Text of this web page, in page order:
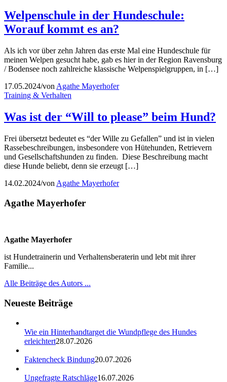
Welpenschule in der Hundeschule:
Worauf kommt es an?
Als ich vor über zehn Jahren das erste Mal eine Hundeschule für
meinen Welpen gesucht habe, gab es hier in der Region Ravensburg
/ Bodensee noch zahlreiche klassische Welpenspielgruppen, in […]
17.05.2024/von Agathe Mayerhofer
Training & Verhalten
Was ist der “Will to please” beim Hund?
Frei übersetzt bedeutet es “der Wille zu Gefallen” und ist in vielen
Rassebeschreibungen, insbesondere von Hütehunden, Retrievern
und Gesellschaftshunden zu finden. Diese Beschreibung macht
diese Hunde beliebt, denn sie erzeugt […]
14.02.2024/von Agathe Mayerhofer
Agathe Mayerhofer
Agathe Mayerhofer
ist Hundetrainerin und Verhaltensberaterin und lebt mit ihrer
Familie...
Alle Beiträge des Autors ...
Neueste Beiträge
Wie ein Hinterhandtarget die Wundpflege des Hundes
erleichtert28.07.2026
Faktencheck Bindung20.07.2026
Ungefragte Ratschläge16.07.2026